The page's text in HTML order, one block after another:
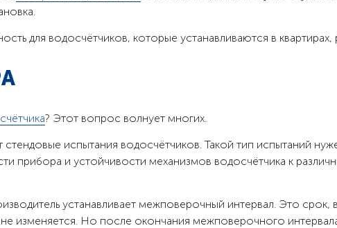
для водосчётчиков, которые устанавливаются в квартирах,
? Этот вопрос волнует многих.
испытания водосчётчиков. Такой тип испытаний
прибора и устойчивости механизмов водосчётчика к
устанавливает межповерочный интервал. Это срок,
изменяется. Но после окончания межповерочного